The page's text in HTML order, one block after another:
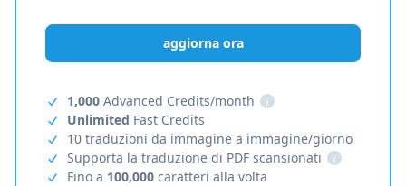
aggiorna ora
1,000 Advanced Credits/month
i
Unlimited Fast Credits
10 traduzioni da immagine a immagine/giorno
Supporta la traduzione di PDF scansionati
i
Fino a 100,000 caratteri alla volta